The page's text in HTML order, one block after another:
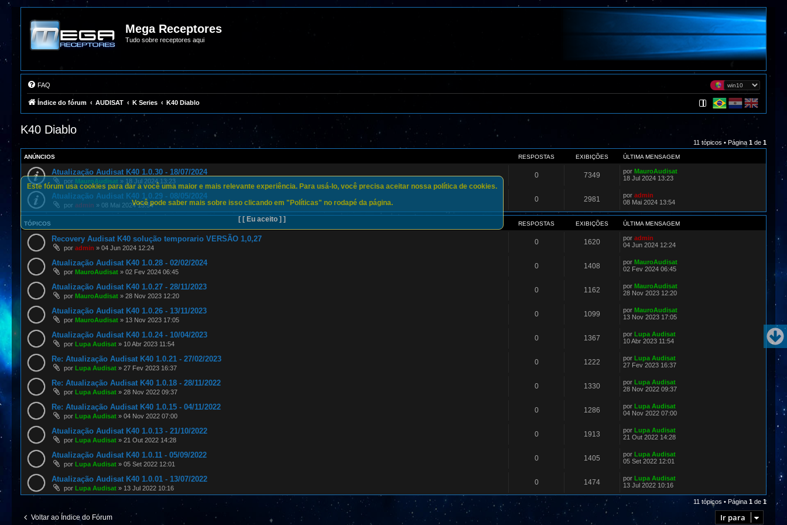
Mega Receptores
Tudo sobre receptores aqui
FAQ
Índice do fórum AUDISAT K Series K40 Diablo
K40 Diablo
11 tópicos • Página 1 de 1
ANÚNCIOS RESPOSTAS EXIBIÇÕES ÚLTIMA MENSAGEM
Atualização Audisat K40 1.0.30 - 18/07/2024
por MauroAudisat » 18 Jul 2024 13:23
0 7349 por MauroAudisat
18 Jul 2024 13:23
Atualização Audisat K40 1.0.29 - 08/05/2024
por admin » 08 Mai 2024 13:54
0 2981 por admin
08 Mai 2024 13:54
TÓPICOS RESPOSTAS EXIBIÇÕES ÚLTIMA MENSAGEM
Recovery Audisat K40 solução temporario VERSÃO 1,0,27
por admin » 04 Jun 2024 12:24
0 1620 por admin
04 Jun 2024 12:24
Atualização Audisat K40 1.0.28 - 02/02/2024
por MauroAudisat » 02 Fev 2024 06:45
0 1408 por MauroAudisat
02 Fev 2024 06:45
Atualização Audisat K40 1.0.27 - 28/11/2023
por MauroAudisat » 28 Nov 2023 12:20
0 1162 por MauroAudisat
28 Nov 2023 12:20
Atualização Audisat K40 1.0.26 - 13/11/2023
por MauroAudisat » 13 Nov 2023 17:05
0 1099 por MauroAudisat
13 Nov 2023 17:05
Atualização Audisat K40 1.0.24 - 10/04/2023
por Lupa Audisat » 10 Abr 2023 11:54
0 1367 por Lupa Audisat
10 Abr 2023 11:54
Re: Atualização Audisat K40 1.0.21 - 27/02/2023
por Lupa Audisat » 27 Fev 2023 16:37
0 1222 por Lupa Audisat
27 Fev 2023 16:37
Re: Atualização Audisat K40 1.0.18 - 28/11/2022
por Lupa Audisat » 28 Nov 2022 09:37
0 1330 por Lupa Audisat
28 Nov 2022 09:37
Re: Atualização Audisat K40 1.0.15 - 04/11/2022
por Lupa Audisat » 04 Nov 2022 07:00
0 1286 por Lupa Audisat
04 Nov 2022 07:00
Atualização Audisat K40 1.0.13 - 21/10/2022
por Lupa Audisat » 21 Out 2022 14:28
0 1913 por Lupa Audisat
21 Out 2022 14:28
Atualização Audisat K40 1.0.11 - 05/09/2022
por Lupa Audisat » 05 Set 2022 12:01
0 1405 por Lupa Audisat
05 Set 2022 12:01
Atualização Audisat K40 1.0.01 - 13/07/2022
por Lupa Audisat » 13 Jul 2022 10:16
0 1474 por Lupa Audisat
13 Jul 2022 10:16
11 tópicos • Página 1 de 1
Voltar ao Índice do Fórum Ir para
Este fórum usa cookies para dar a você uma maior e mais relevante experiência. Para usá-lo, você precisa aceitar nossa política de cookies.
Você pode saber mais sobre isso clicando em "Políticas" no rodapé da página.
[ [ Eu aceito ] ]